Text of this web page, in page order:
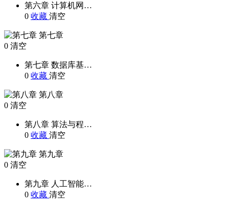
第六章 计算机网…
0 收藏 清空
第七章
0 清空
第七章 数据库基…
0 收藏 清空
第八章
0 清空
第八章 算法与程…
0 收藏 清空
第九章
0 清空
第九章 人工智能…
0 收藏 清空